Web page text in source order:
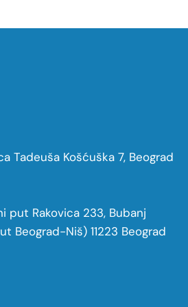
Tadeuša Košćuška 7, Beograd
put Rakovica 233, Bubanj
Beograd-Niš) 11223 Beograd